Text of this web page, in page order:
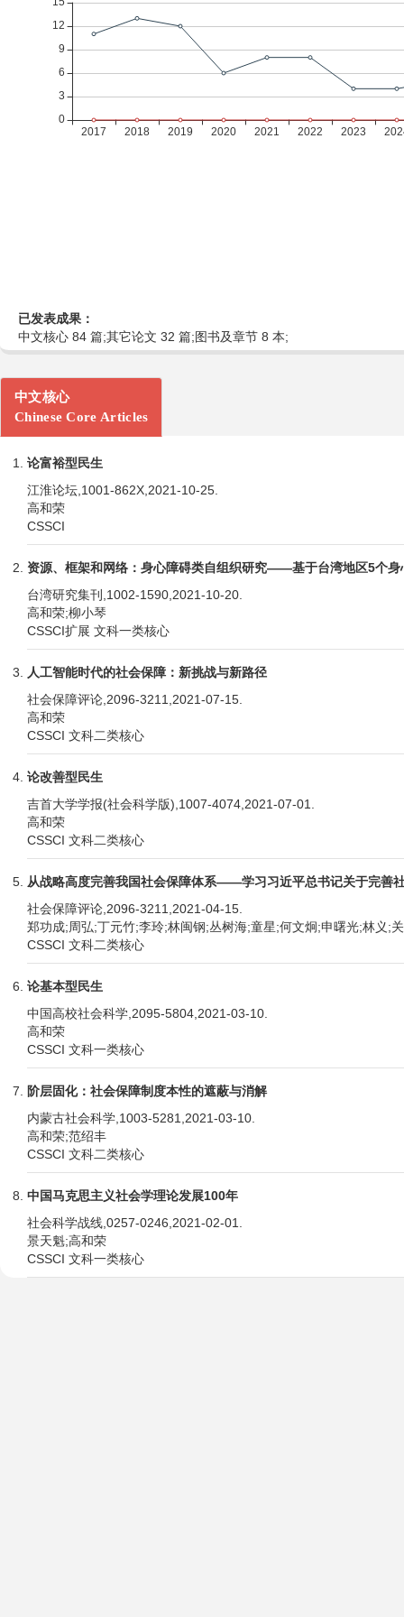
已发表成果：
中文核心 84 篇;其它论文 32 篇;图书及章节 8 本;
中文核心
Chinese Core Articles
论富裕型民生
江淮论坛,1001-862X,2021-10-25.
高和荣
CSSCI
资源、框架和网络：身心障碍类自组织研究——基于台湾地区5个身
台湾研究集刊,1002-1590,2021-10-20.
高和荣;柳小琴
CSSCI扩展 文科一类核心
人工智能时代的社会保障：新挑战与新路径
社会保障评论,2096-3211,2021-07-15.
高和荣
CSSCI 文科二类核心
论改善型民生
吉首大学学报(社会科学版),1007-4074,2021-07-01.
高和荣
CSSCI 文科二类核心
从战略高度完善我国社会保障体系——学习习近平总书记关于完善
社会保障评论,2096-3211,2021-04-15.
郑功成;周弘;丁元竹;李玲;林闽钢;丛树海;童星;何文炯;申曙光;林义;
CSSCI 文科二类核心
论基本型民生
中国高校社会科学,2095-5804,2021-03-10.
高和荣
CSSCI 文科一类核心
阶层固化：社会保障制度本性的遮蔽与消解
内蒙古社会科学,1003-5281,2021-03-10.
高和荣;范绍丰
CSSCI 文科二类核心
中国马克思主义社会学理论发展100年
社会科学战线,0257-0246,2021-02-01.
景天魁;高和荣
CSSCI 文科一类核心